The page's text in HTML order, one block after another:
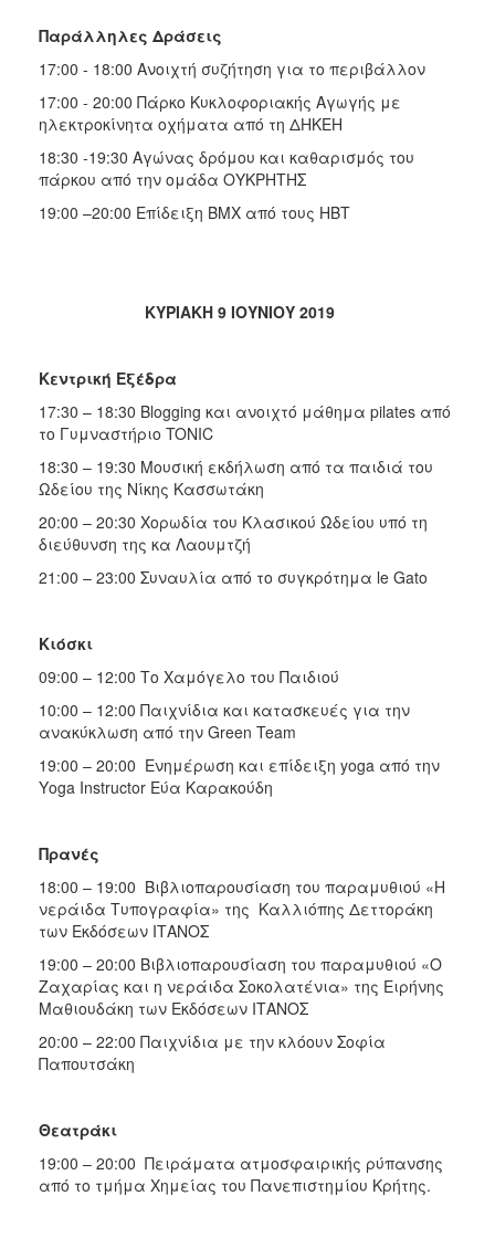
Παράλληλες Δράσεις
17:00 - 18:00 Ανοιχτή συζήτηση για το περιβάλλον
17:00 - 20:00 Πάρκο Κυκλοφοριακής Αγωγής με
ηλεκτροκίνητα οχήματα από τη ΔΗΚΕΗ
18:30 -19:30 Αγώνας δρόμου και καθαρισμός του
πάρκου από την ομάδα ΟΥΚΡΗΤΗΣ
19:00 –20:00 Επίδειξη ΒΜΧ από τους ΗΒΤ
ΚΥΡΙΑΚΗ 9 ΙΟΥΝΙΟΥ 2019
Κεντρική Εξέδρα
17:30 – 18:30 Βlogging και ανοιχτό μάθημα pilates από
το Γυμναστήριο TONIC
18:30 – 19:30 Μουσική εκδήλωση από τα παιδιά του
Ωδείου της Νίκης Κασσωτάκη
20:00 – 20:30 Χορωδία του Κλασικού Ωδείου υπό τη
διεύθυνση της κα Λαουμτζή
21:00 – 23:00 Συναυλία από το συγκρότημα le Gato
Κιόσκι
09:00 – 12:00 Το Χαμόγελο του Παιδιού
10:00 – 12:00 Παιχνίδια και κατασκευές για την
ανακύκλωση από την Green Team
19:00 – 20:00 Ενημέρωση και επίδειξη yoga από την
Υoga Instructor Εύα Καρακούδη
Πρανές
18:00 – 19:00 Βιβλιοπαρουσίαση του παραμυθιού «Η
νεράιδα Τυπογραφία» της Καλλιόπης Δεττοράκη
των Εκδόσεων ΙΤΑΝΟΣ
19:00 – 20:00 Βιβλιοπαρουσίαση του παραμυθιού «Ο
Ζαχαρίας και η νεράιδα Σοκολατένια» της Ειρήνης
Μαθιουδάκη των Εκδόσεων ΙΤΑΝΟΣ
20:00 – 22:00 Παιχνίδια με την κλόουν Σοφία
Παπουτσάκη
Θεατράκι
19:00 – 20:00 Πειράματα ατμοσφαιρικής ρύπανσης
από το τμήμα Χημείας του Πανεπιστημίου Κρήτης.